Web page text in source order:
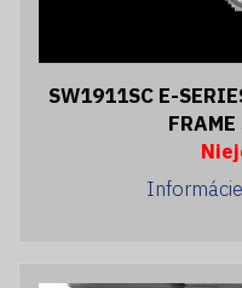
SW1911SC E-